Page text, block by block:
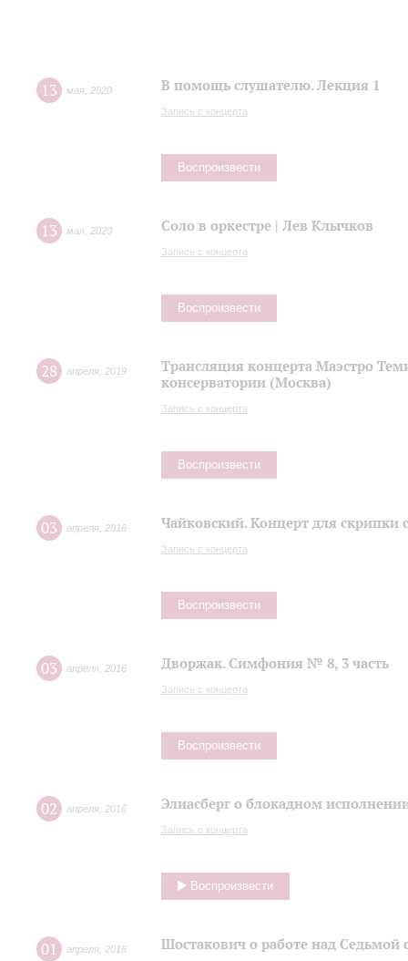
13 мая 2020 В помощь слушателю. Лекция 1
Запись с концерта
Воспроизвести
13 мая 2020 Соло в оркестре | Лев Клычков
Запись с концерта
Воспроизвести
28 апреля 2019
Трансляция концерта Маэстро
консерватории (Москва)
Запись с концерта
Воспроизвести
03 апреля 2016 Чайковский. Концерт для скрипки
Запись с концерта
Воспроизвести
03 апреля 2016 Дворжак. Симфония № 8, 3 часть
Запись с концерта
Воспроизвести
02 апреля 2016 Элиасберг о блокадном
Запись с концерта
Воспроизвести
01 апреля 2016 Шостакович о работе над